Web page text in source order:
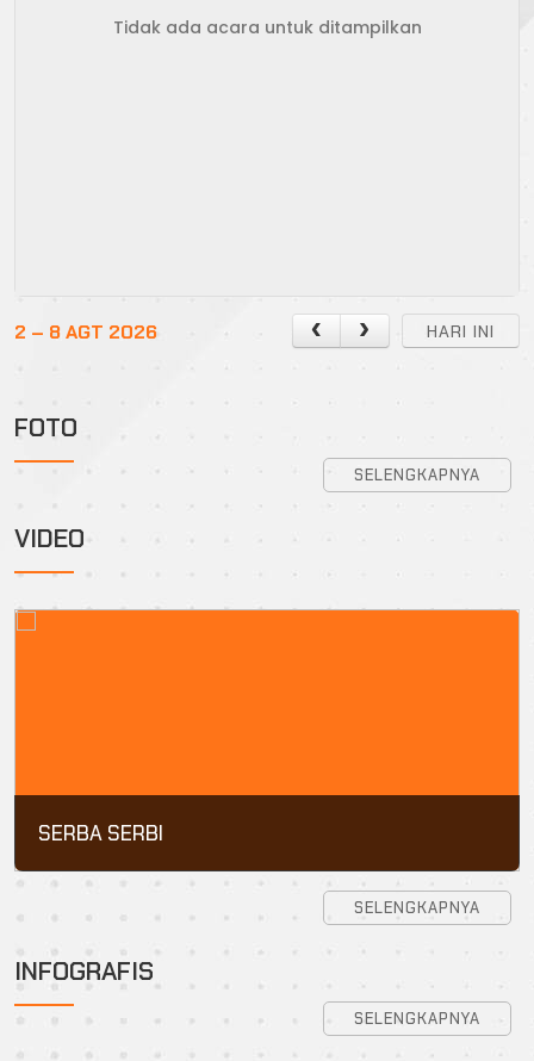
Tidak ada acara untuk ditampilkan
2 – 8 AGT 2026 HARI INI
FOTO
SELENGKAPNYA
VIDEO
SERBA SERBI
SELENGKAPNYA
INFOGRAFIS
SELENGKAPNYA